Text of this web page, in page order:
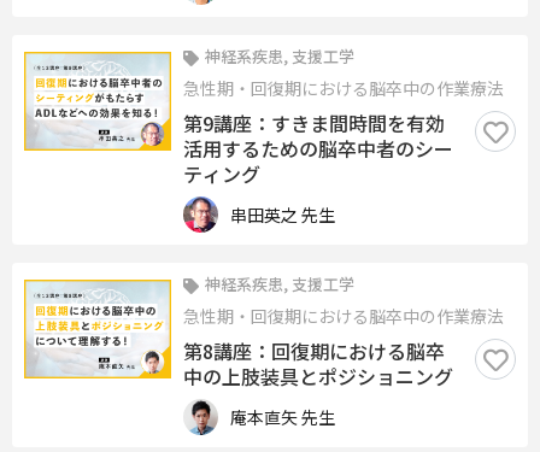
神経系疾患, 支援工学
急性期・回復期における脳卒中の作業療法
第9講座：すきま間時間を有効
活用するための脳卒中者のシー
ティング
串田英之 先生
神経系疾患, 支援工学
急性期・回復期における脳卒中の作業療法
第8講座：回復期における脳卒
中の上肢装具とポジショニング
庵本直矢 先生